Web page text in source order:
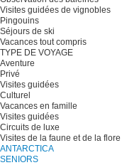
Visites guidées de vignobles
Pingouins
Séjours de ski
Vacances tout compris
TYPE DE VOYAGE
Aventure
Privé
Visites guidées
Culturel
Vacances en famille
Visites guidées
Circuits de luxe
Visites de la faune et de la flore
ANTARCTICA
SENIORS